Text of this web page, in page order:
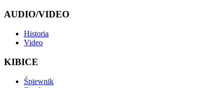
AUDIO/VIDEO
Historia
Video
KIBICE
Śpiewnik